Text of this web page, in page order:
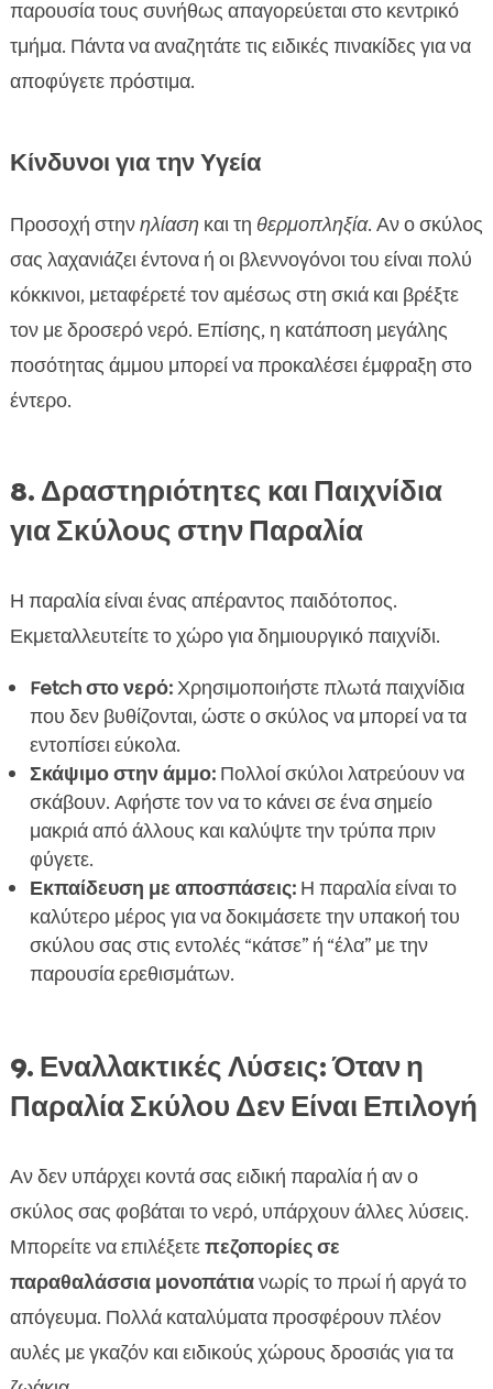
παρουσία τους συνήθως απαγορεύεται στο κεντρικό
τμήμα. Πάντα να αναζητάτε τις ειδικές πινακίδες για να
αποφύγετε πρόστιμα.
Κίνδυνοι για την Υγεία
Προσοχή στηνηλίασηκαι τη θερμοπληξία. Αν ο σκύλος
σας λαχανιάζει έντονα ή οι βλεννογόνοι του είναι πολύ
κόκκινοι, μεταφέρετέ τον αμέσως στη σκιά και βρέξτε
τον με δροσερό νερό. Επίσης, η κατάποση μεγάλης
ποσότητας άμμου μπορεί να προκαλέσει έμφραξη στο
έντερο.
8. Δραστηριότητες και Παιχνίδια
για Σκύλους στην Παραλία
Η παραλία είναι ένας απέραντος παιδότοπος.
Εκμεταλλευτείτε το χώρο για δημιουργικό παιχνίδι.
Fetch στο νερό:Χρησιμοποιήστε πλωτά παιχνίδια
που δεν βυθίζονται, ώστε ο σκύλος να μπορεί να τα
εντοπίσει εύκολα.
Σκάψιμο στην άμμο:Πολλοί σκύλοι λατρεύουν να
σκάβουν. Αφήστε τον να το κάνει σε ένα σημείο
μακριά από άλλους και καλύψτε την τρύπα πριν
φύγετε.
Εκπαίδευση με αποσπάσεις:Η παραλία είναι το
καλύτερο μέρος για να δοκιμάσετε την υπακοή του
σκύλου σας στις εντολές “κάτσε” ή “έλα” με την
παρουσία ερεθισμάτων.
9. Εναλλακτικές Λύσεις: Όταν η
Παραλία Σκύλου Δεν Είναι Επιλογή
Αν δεν υπάρχει κοντά σας ειδική παραλία ή αν ο
σκύλος σας φοβάται το νερό, υπάρχουν άλλες λύσεις.
Μπορείτε να επιλέξετεπεζοπορίες σε
παραθαλάσσια μονοπάτιανωρίς το πρωί ή αργά το
απόγευμα. Πολλά καταλύματα προσφέρουν πλέον
αυλές με γκαζόν και ειδικούς χώρους δροσιάς για τα